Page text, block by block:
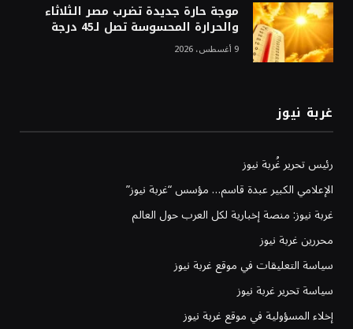
موجة حارة جديدة تضرب مصر الثلاثاء
والحرارة المحسوسة تصل لـ45 درجة
9 أغسطس، 2026
غربة نيوز
رئيس تحرير غُربة نيوز
الإعلامي الكبير عبدة قاسم… مؤسس “غربة نيوز”
غربة نيوز: منصة إخبارية لكل العرب حول العالم
محررين غربة نيوز
سياسة التعليقات في موقع غربة نيوز
سياسة تحرير غربة نيوز
إخلاء المسؤولية في موقع غربة نيوز